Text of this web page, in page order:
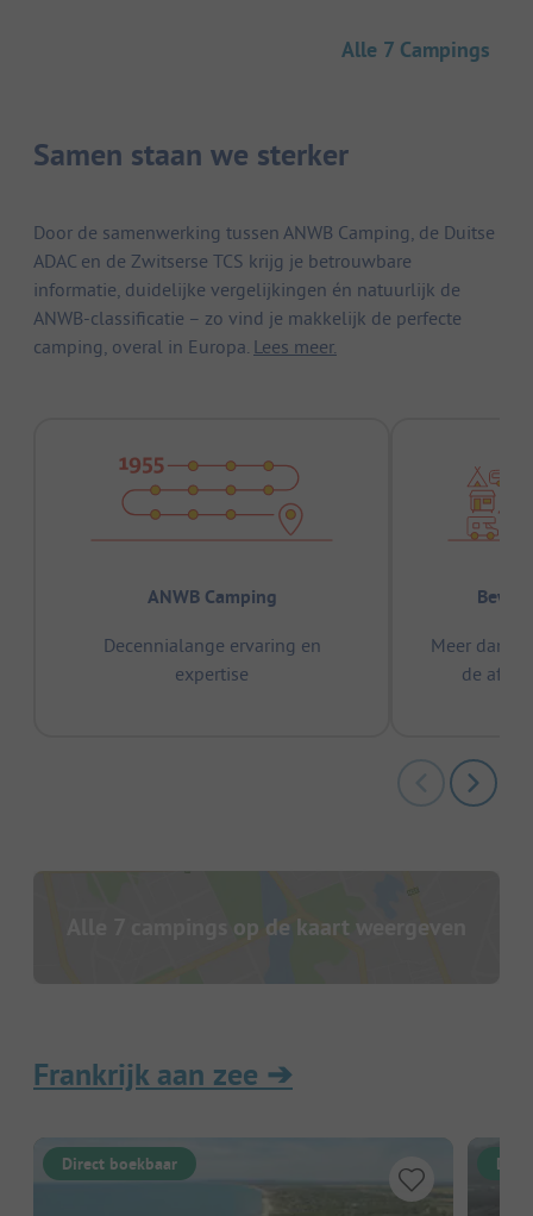
Alle 7 Campings
Samen staan we sterker
Door de samenwerking tussen ANWB Camping, de Duitse
ADAC en de Zwitserse TCS krijg je betrouwbare
informatie, duidelijke vergelijkingen én natuurlijk de
ANWB-classificatie – zo vind je makkelijk de perfecte
camping, overal in Europa. Lees meer.
ANWB Camping
Decennialange ervaring en
expertise
Meer dan
de
Alle 7 campings op de kaart weergeven
Frankrijk aan zee ➔
Direct boekbaar